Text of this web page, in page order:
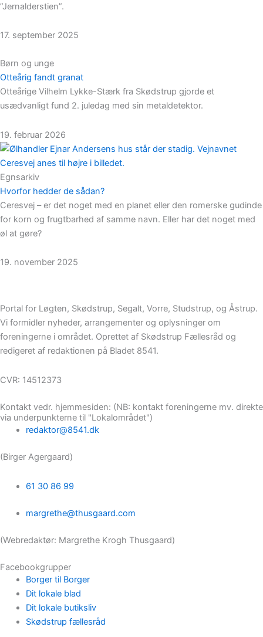
”Jernalderstien”.
17. september 2025
Børn og unge
Otteårig fandt granat
Otteårige Vilhelm Lykke-Stærk fra Skødstrup gjorde et
usædvanligt fund 2. juledag med sin metaldetektor.
19. februar 2026
Egnsarkiv
Hvorfor hedder de sådan?
Ceresvej – er det noget med en planet eller den romerske gudinde
for korn og frugtbarhed af samme navn. Eller har det noget med
øl at gøre?
19. november 2025
Portal for Løgten, Skødstrup, Segalt, Vorre, Studstrup, og Åstrup.
Vi formidler nyheder, arrangementer og oplysninger om
foreningerne i området. Oprettet af Skødstrup Fællesråd og
redigeret af redaktionen på Bladet 8541.
CVR: 14512373
Kontakt vedr. hjemmesiden: (NB: kontakt foreningerne mv. direkte
via underpunkterne til "Lokalområdet")
redaktor@8541.dk
(Birger Agergaard)
61 30 86 99
margrethe@thusgaard.com
(Webredaktør: Margrethe Krogh Thusgaard)
Facebookgrupper
Borger til Borger
Dit lokale blad
Dit lokale butiksliv
Skødstrup fællesråd